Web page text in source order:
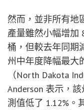
然而，並非所有地
產量雖然小幅增加
桶，但較去年同期
州中年度降幅最大
（North Dakota
Anderson 表示，
測值低了 1.12%。